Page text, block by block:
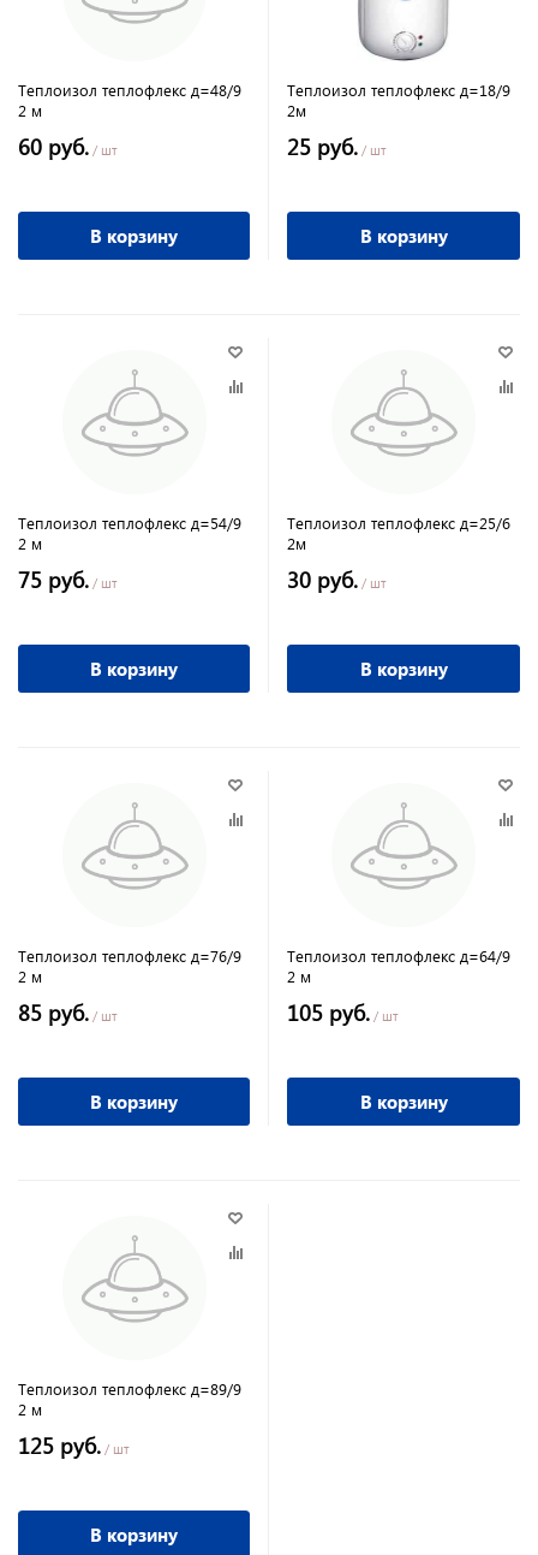
Теплоизол теплофлекс д=48/9
2 м
60 руб. / шт
В корзину
Теплоизол теплофлекс д=18/9
2м
25 руб. / шт
В корзину
Теплоизол теплофлекс д=54/9
2 м
75 руб. / шт
В корзину
Теплоизол теплофлекс д=25/6
2м
30 руб. / шт
В корзину
Теплоизол теплофлекс д=76/9
2 м
85 руб. / шт
В корзину
Теплоизол теплофлекс д=64/9
2 м
105 руб. / шт
В корзину
Теплоизол теплофлекс д=89/9
2 м
125 руб. / шт
В корзину